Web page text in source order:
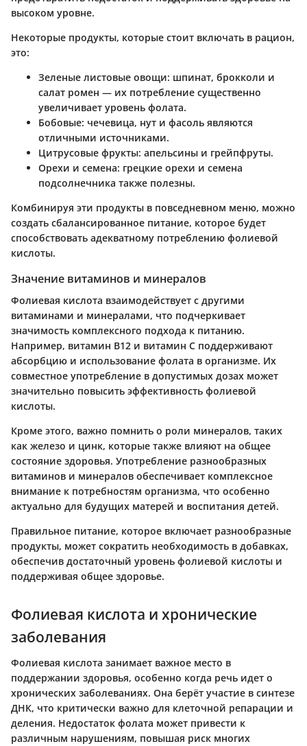
высоком уровне.
Некоторые продукты, которые стоит включать в рацион,
это:
Зеленые листовые овощи: шпинат, брокколи и
салат ромен — их потребление существенно
увеличивает уровень фолата.
Бобовые: чечевица, нут и фасоль являются
отличными источниками.
Цитрусовые фрукты: апельсины и грейпфруты.
Орехи и семена: грецкие орехи и семена
подсолнечника также полезны.
Комбинируя эти продукты в повседневном меню, можно
создать сбалансированное питание, которое будет
способствовать адекватному потреблению фолиевой
кислоты.
Значение витаминов и минералов
Фолиевая кислота взаимодействует с другими
витаминами и минералами, что подчеркивает
значимость комплексного подхода к питанию.
Например, витамин B12 и витамин C поддерживают
абсорбцию и использование фолата в организме. Их
совместное употребление в допустимых дозах может
значительно повысить эффективность фолиевой
кислоты.
Кроме этого, важно помнить о роли минералов, таких
как железо и цинк, которые также влияют на общее
состояние здоровья. Употребление разнообразных
витаминов и минералов обеспечивает комплексное
внимание к потребностям организма, что особенно
актуально для будущих матерей и воспитания детей.
Правильное питание, которое включает разнообразные
продукты, может сократить необходимость в добавках,
обеспечив достаточный уровень фолиевой кислоты и
поддерживая общее здоровье.
Фолиевая кислота и хронические
заболевания
Фолиевая кислота занимает важное место в
поддержании здоровья, особенно когда речь идет о
хронических заболеваниях. Она берёт участие в синтезе
ДНК, что критически важно для клеточной репарации и
деления. Недостаток фолата может привести к
различным нарушениям, повышая риск многих